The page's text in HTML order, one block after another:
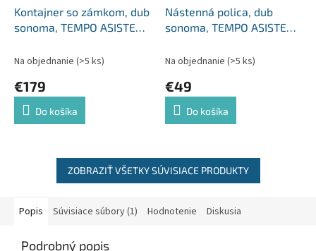
Kontajner so zámkom, dub
sonoma, TEMPO ASISTENT
Na objednanie (>5 ks)
€179
Do košíka
Nástenná polica, dub
sonoma, TEMPO ASISTENT
Na objednanie (>5 ks)
€49
Do košíka
ZOBRAZIŤ VŠETKY SÚVISIACE PRODUKTY
Popis Súvisiace súbory (1) Hodnotenie Diskusia
Podrobný popis